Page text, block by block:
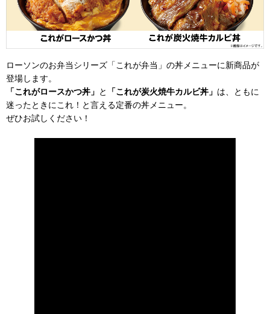
ローソンのお弁当シリーズ「これが弁当」の丼メニューに新商品が
登場します。
「これがロースかつ丼」 と 「これが炭火焼牛カルビ丼」 は、ともに
迷ったときにこれ！と言える定番の丼メニュー。
ぜひお試しください！